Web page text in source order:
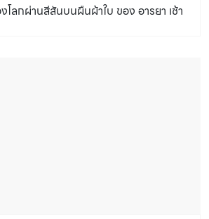
ลกผ่านสีสันบนผืนผ้าใบ ของ อารยา เช้า